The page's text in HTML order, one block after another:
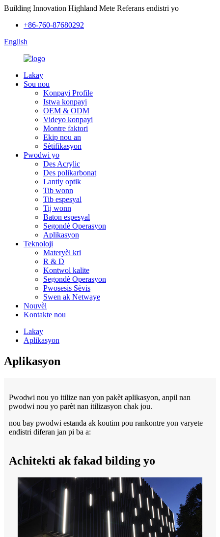
Building Innovation Highland Mete Referans endistri yo
+86-760-87680292
English
Lakay
Sou nou
Konpayi Profile
Istwa konpayi
OEM & ODM
Videyo konpayi
Montre faktori
Ekip nou an
Sètifikasyon
Pwodwi yo
Des Acrylic
Des polikarbonat
Lantiy optik
Tib wonn
Tib espesyal
Tij wonn
Baton espesyal
Segondè Operasyon
Aplikasyon
Teknoloji
Materyèl kri
R & D
Kontwol kalite
Segondè Operasyon
Pwosesis Sèvis
Swen ak Netwaye
Nouvèl
Kontakte nou
Lakay
Aplikasyon
Aplikasyon
Pwodwi nou yo itilize nan yon pakèt aplikasyon, anpil nan
pwodwi nou yo parèt nan itilizasyon chak jou.
nou bay pwodwi estanda ak koutim pou rankontre yon varyete
endistri diferan jan pi ba a:
Achitekti ak fakad bilding yo